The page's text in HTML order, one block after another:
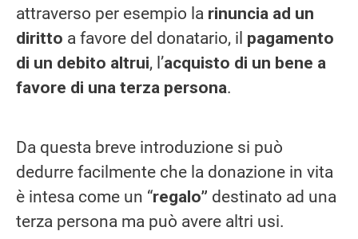
attraverso per esempio la rinuncia ad un
diritto a favore del donatario, il pagamento
di un debito altrui, l’acquisto di un bene a
favore di una terza persona.
Da questa breve introduzione si può
dedurre facilmente che la donazione in vita
è intesa come un “regalo” destinato ad una
terza persona ma può avere altri usi.